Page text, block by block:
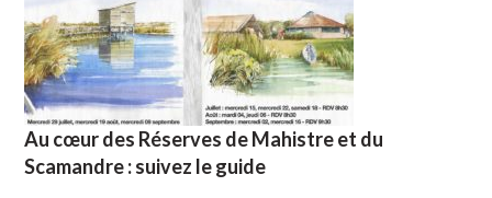
Au cœur des Réserves de Mahistre et du
Scamandre : suivez le guide